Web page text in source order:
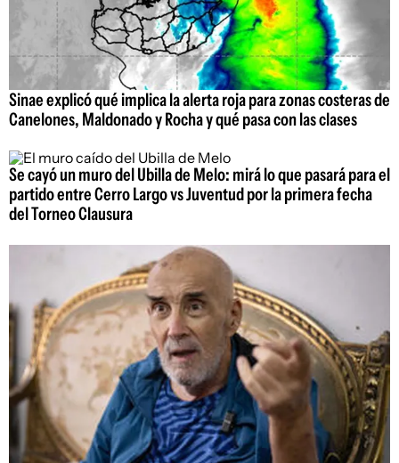
Sinae explicó qué implica la alerta roja para zonas costeras de
Canelones, Maldonado y Rocha y qué pasa con las clases
Se cayó un muro del Ubilla de Melo: mirá lo que pasará para el
partido entre Cerro Largo vs Juventud por la primera fecha
del Torneo Clausura